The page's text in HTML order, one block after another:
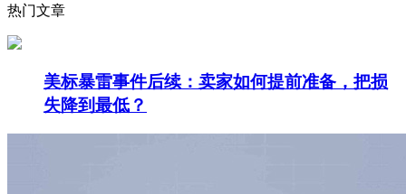
热门文章
美标暴雷事件后续：卖家如何提前准备，把损
失降到最低？